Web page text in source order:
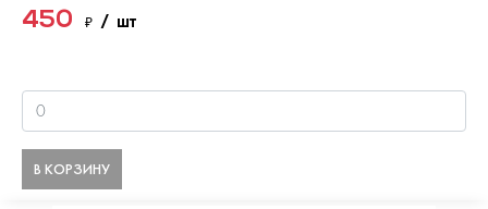
450 ₽ / шт
В КОРЗИНУ